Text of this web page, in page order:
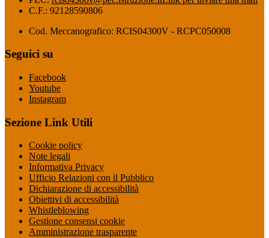
C.F.: 92128590806
Cod. Meccanografico: RCIS04300V - RCPC050008
Seguici su
Facebook
Youtube
Instagram
Sezione Link Utili
Cookie policy
Note legali
Informativa Privacy
Ufficio Relazioni con il Pubblico
Dichiarazione di accessibilità
Obiettivi di accessibilità
Whistleblowing
Gestione consensi cookie
Amministrazione trasparente